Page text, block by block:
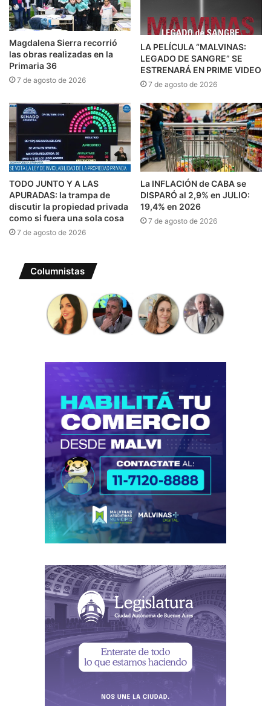
Magdalena Sierra recorrió
las obras realizadas en la
Primaria 36
7 de agosto de 2026
LA PELÍCULA “MALVINAS:
LEGADO DE SANGRE” SE
ESTRENARÁ EN PRIME VIDEO
7 de agosto de 2026
TODO JUNTO Y A LAS
APURADAS: la trampa de
discutir la propiedad privada
como si fuera una sola cosa
7 de agosto de 2026
La INFLACIÓN de CABA se
DISPARÓ al 2,9% en JULIO:
19,4% en 2026
7 de agosto de 2026
Columnistas